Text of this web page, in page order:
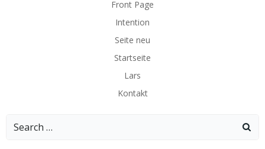
Front Page
Intention
Seite neu
Startseite
Lars
Kontakt
Search